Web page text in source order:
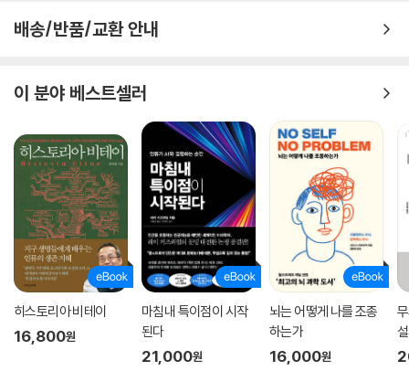
배송/반품/교환 안내
이 분야 베스트셀러
히스토리아 비테이
16,800원
마침내 특이점이 시작
된다
21,000원
뇌는 어떻게 나를 조종
하는가
16,000원